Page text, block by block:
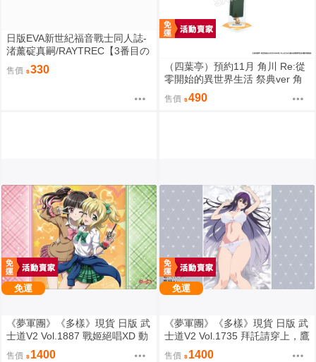
日版EVA新世紀福音戰士同人誌-
渚薰碇真嗣/RAYTREC【3番目の
呪い2】
售價 330
（四葉亭）預約11月 角川 Re:從
零開始的異世界生活 祭典ver 角
色壓克力架 0819
售價 490
免運
《夢軍團》《多樣》現貨 日版 武
士道V2 Vol.1887 戰姬絕唱XD 動
漫桌墊 卡墊 調&切歌
售價 1400
免運
《夢軍團》《多樣》現貨 日版 武
士道V2 Vol.1735 拜託請穿上，鷹
峰同學 動漫桌墊 卡墊 鷹峰高嶺
售價 1400